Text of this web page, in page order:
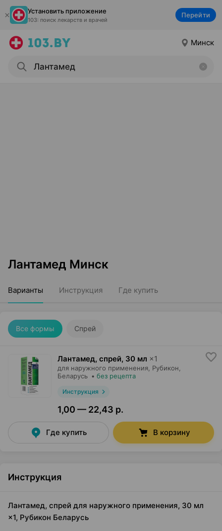
Установить приложение
103: поиск лекарств и врачей
Перейти
Минск
Лантамед Минск
Варианты Инструкция Где купить
Все формы Спрей
Лантамед, спрей, 30 мл ×1
для наружного применения, Рубикон
Беларусь • без рецепта
Инструкция
1,00 — 22,43 р.
Где купить В корзину
Инструкция
Лантамед, спрей для наружного применения, 30 мл
×1, Рубикон Беларусь